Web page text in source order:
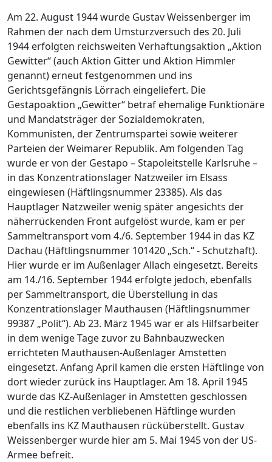
Am 22. August 1944 wurde Gustav Weissenberger im
Rahmen der nach dem Umsturzversuch des 20. Juli
1944 erfolgten reichsweiten Verhaftungsaktion „Aktion
Gewitter“ (auch Aktion Gitter und Aktion Himmler
genannt) erneut festgenommen und ins
Gerichtsgefängnis Lörrach eingeliefert. Die
Gestapoaktion „Gewitter“ betraf ehemalige Funktionäre
und Mandatsträger der Sozialdemokraten,
Kommunisten, der Zentrumspartei sowie weiterer
Parteien der Weimarer Republik. Am folgenden Tag
wurde er von der Gestapo – Stapoleitstelle Karlsruhe –
in das Konzentrationslager Natzweiler im Elsass
eingewiesen (Häftlingsnummer 23385). Als das
Hauptlager Natzweiler wenig später angesichts der
näherrückenden Front aufgelöst wurde, kam er per
Sammeltransport vom 4./6. September 1944 in das KZ
Dachau (Häftlingsnummer 101420 „Sch.“ - Schutzhaft).
Hier wurde er im Außenlager Allach eingesetzt. Bereits
am 14./16. September 1944 erfolgte jedoch, ebenfalls
per Sammeltransport, die Überstellung in das
Konzentrationslager Mauthausen (Häftlingsnummer
99387 „Polit“). Ab 23. März 1945 war er als Hilfsarbeiter
in dem wenige Tage zuvor zu Bahnbauzwecken
errichteten Mauthausen-Außenlager Amstetten
eingesetzt. Anfang April kamen die ersten Häftlinge von
dort wieder zurück ins Hauptlager. Am 18. April 1945
wurde das KZ-Außenlager in Amstetten geschlossen
und die restlichen verbliebenen Häftlinge wurden
ebenfalls ins KZ Mauthausen rücküberstellt. Gustav
Weissenberger wurde hier am 5. Mai 1945 von der US-
Armee befreit.